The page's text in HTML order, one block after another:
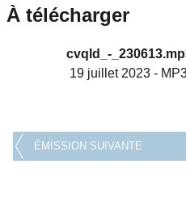
À télécharger
cvqld_-
19 juillet 2023 -
ÉMISSION SUIVANTE